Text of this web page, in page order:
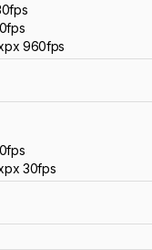
960fps
30fps